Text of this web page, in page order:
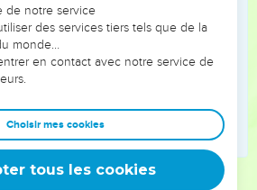
vous conduise lui-même à une
votre être, l'esprit, l'âme et le
lors du retour de notre
pour nous.
et sœurs par un saint baiser.
le Seigneur : que cette lettre soit
de notre service
des services tiers tels que de la
monde…
en contact avec notre service de
Choisir mes cookies
tous les cookies